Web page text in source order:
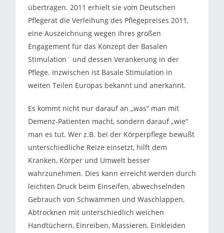
übertragen. 2011 erhielt sie vom Deutschen
Pflegerat die Verleihung des Pflegepreises 2011,
eine Auszeichnung wegen ihres großen
Engagement für das Konzept der Basalen
Stimulation¨ und dessen Verankerung in der
Pflege. Inzwischen ist Basale Stimulation in
weiten Teilen Europas bekannt und anerkannt.
Es kommt nicht nur darauf an „was“ man mit
Demenz-Patienten macht, sondern darauf „wie“
man es tut. Wer z.B. bei der Körperpflege bewußt
unterschiedliche Reize einsetzt, hilft dem
Kranken, Körper und Umwelt besser
wahrzunehmen. Dies kann erreicht werden durch
leichten Druck beim Einseifen, abwechselnden
Gebrauch von Schwämmen und Waschlappen,
Abtrocknen mit unterschiedlich weichen
Handtüchern, Einreiben, Massieren, Einkleiden